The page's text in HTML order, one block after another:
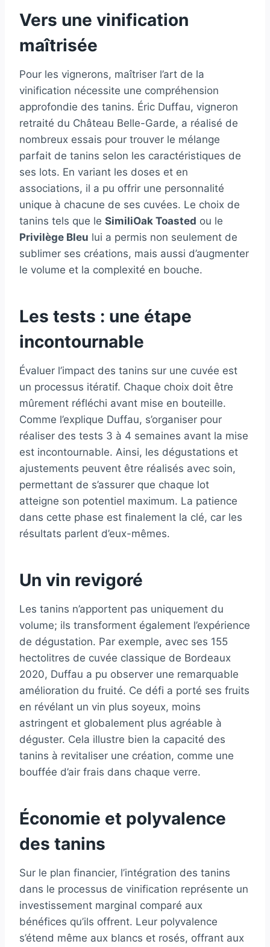
Vers une vinification
maîtrisée
Pour les vignerons, maîtriser l’art de la
vinification nécessite une compréhension
approfondie des tanins. Éric Duffau, vigneron
retraité du Château Belle-Garde, a réalisé de
nombreux essais pour trouver le mélange
parfait de tanins selon les caractéristiques de
ses lots. En variant les doses et en
associations, il a pu offrir une personnalité
unique à chacune de ses cuvées. Le choix de
tanins tels que le SimiliOak Toasted ou le
Privilège Bleu lui a permis non seulement de
sublimer ses créations, mais aussi d’augmenter
le volume et la complexité en bouche.
Les tests : une étape
incontournable
Évaluer l’impact des tanins sur une cuvée est
un processus itératif. Chaque choix doit être
mûrement réfléchi avant mise en bouteille.
Comme l’explique Duffau, s’organiser pour
réaliser des tests 3 à 4 semaines avant la mise
est incontournable. Ainsi, les dégustations et
ajustements peuvent être réalisés avec soin,
permettant de s’assurer que chaque lot
atteigne son potentiel maximum. La patience
dans cette phase est finalement la clé, car les
résultats parlent d’eux-mêmes.
Un vin revigoré
Les tanins n’apportent pas uniquement du
volume; ils transforment également l’expérience
de dégustation. Par exemple, avec ses 155
hectolitres de cuvée classique de Bordeaux
2020, Duffau a pu observer une remarquable
amélioration du fruité. Ce défi a porté ses fruits
en révélant un vin plus soyeux, moins
astringent et globalement plus agréable à
déguster. Cela illustre bien la capacité des
tanins à revitaliser une création, comme une
bouffée d’air frais dans chaque verre.
Économie et polyvalence
des tanins
Sur le plan financier, l’intégration des tanins
dans le processus de vinification représente un
investissement marginal comparé aux
bénéfices qu’ils offrent. Leur polyvalence
s’étend même aux blancs et rosés, offrant aux